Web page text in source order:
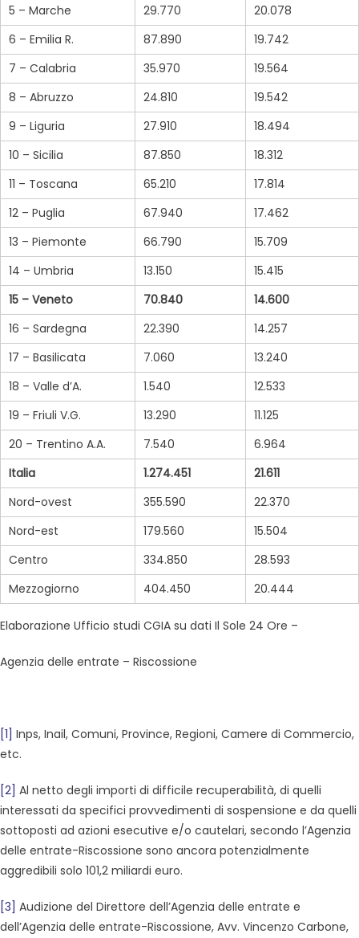
5 – Marche 29.770
20.078
6 – Emilia R.
87.890
19.742
7 – Calabria
35.970
19.564
8 – Abruzzo
24.810
19.542
9 – Liguria
27.910
18.494
10 – Sicilia
87.850
18.312
11 – Toscana
65.210
17.814
12 – Puglia
67.940
17.462
13 – Piemonte
66.790
15.709
14 – Umbria
13.150
15.415
15 – Veneto
70.840
14.600
16 – Sardegna
22.390
14.257
17 – Basilicata
7.060
13.240
18 – Valle d’A.
1.540
12.533
19 – Friuli V.G.
13.290
11.125
20 – Trentino A.A.
7.540
6.964
Italia
1.274.451
21.611
Nord-ovest
355.590
22.370
Nord-est
179.560
15.504
Centro
334.850
28.593
Mezzogiorno
404.450 20.444
Elaborazione Ufficio studi CGIA su dati Il Sole 24 Ore –
Agenzia delle entrate – Riscossione
[1] Inps, Inail, Comuni, Province, Regioni, Camere di Commercio,
etc.
[2] Al netto degli importi di difficile recuperabilità, di quelli
interessati da specifici provvedimenti di sospensione e da quelli
sottoposti ad azioni esecutive e/o cautelari, secondo l’Agenzia
delle entrate-Riscossione sono ancora potenzialmente
aggredibili solo 101,2 miliardi euro.
[3] Audizione del Direttore dell’Agenzia delle entrate e
dell’Agenzia delle entrate-Riscossione, Avv. Vincenzo Carbone,